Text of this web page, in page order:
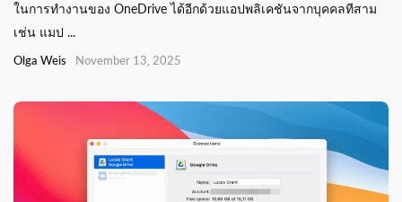
ในการทำงานของ OneDrive ได้อีกด้วยแอปพลิเคชันจากบุคคลทีสาม
เช่น แมป ...
Olga Weis November 13, 2025